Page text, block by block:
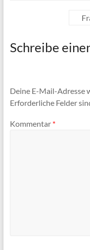
Schreibe
Deine E-Mail-Adresse
Erforderliche Felder
Kommentar *